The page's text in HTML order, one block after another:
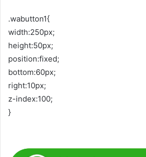
.wabutton1{
width:250px;
height:50px;
position:fixed;
bottom:60px;
right:10px;
z-index:100;
}